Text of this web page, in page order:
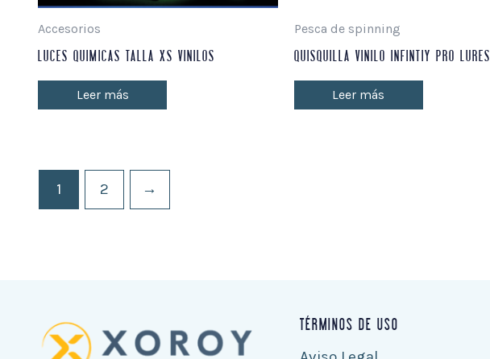
Accesorios
LUCES QUIMICAS TALLA XS VINILOS
Leer más
Pesca de spinning
QUISQUILLA VINILO INFINTIY PRO LURES
Leer más
1 2 →
TÉRMINOS DE USO